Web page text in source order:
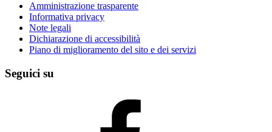
Amministrazione trasparente
Informativa privacy
Note legali
Dichiarazione di accessibilità
Piano di miglioramento del sito e dei servizi
Seguici su